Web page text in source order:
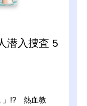
潜入捜査 5
」!? 熱血教